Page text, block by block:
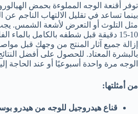
توفر أقنعة الوجه المملوءة بحمض
بينما تساعد في تقليل الالتهاب الناجم عن
مثل التلوث أو التعرض لأشعة الشمس.
10-15 دقيقة قبل شطفه بالكامل بالماء
إزالة جميع آثار المنتج من وجهك قبل
بالبشرة المعتاد. للحصول على أفضل
الوجه مرة واحدة أسبوعيًا أو عند الحاجة
من أمثلتها:
قناع هيدروجيل للوجه من هيدرو